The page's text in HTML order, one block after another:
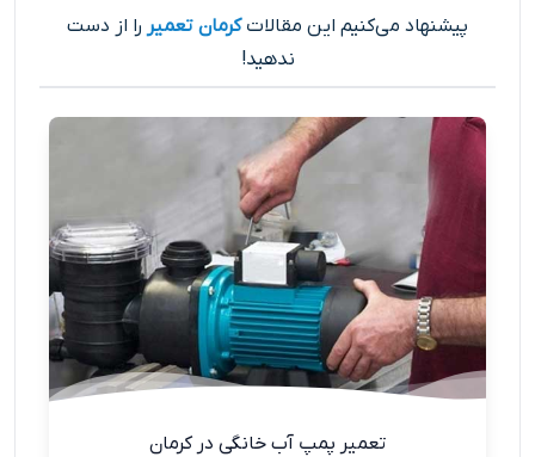
پیشنهاد می‌کنیم این مقالاتکرمان تعمیر را از دست
ندهید!
تعمیر پمپ آب خانگی در کرمان